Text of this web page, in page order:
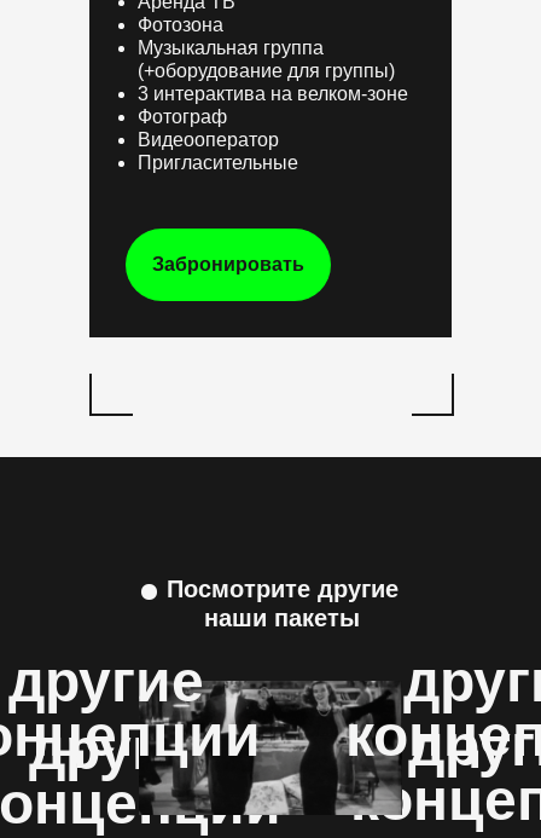
Фотозона
Музыкальная группа
(+оборудование для группы)
3 интерактива на велком-зоне
Фотограф
Видеооператор
Пригласительные
Забронировать
Посмотрите другие
наши пакеты
другие
другие